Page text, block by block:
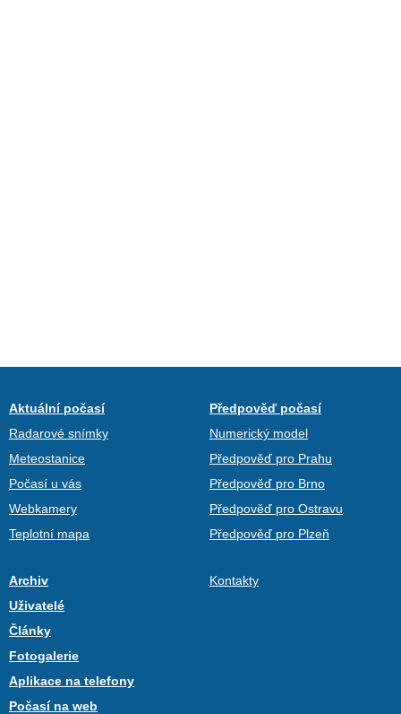
Aktuální počasí
Radarové snímky
Meteostanice
Počasí u vás
Webkamery
Teplotní mapa
Předpověď počasí
Numerický model
Předpověď pro Prahu
Předpověď pro Brno
Předpověď pro Ostravu
Předpověď pro Plzeň
Archiv
Uživatelé
Články
Fotogalerie
Aplikace na telefony
Počasí na web
Kontakty